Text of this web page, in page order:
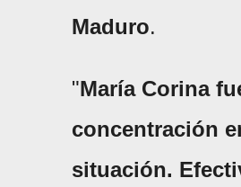
Maduro.
"María Corina
concentración
situación.